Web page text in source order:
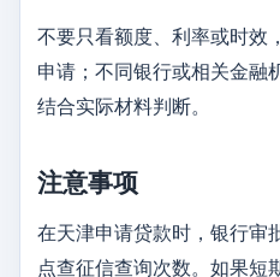
不要只看额度、利率或时效
申请；不同银行或相关金融
结合实际材料判断。
注意事项
在天津申请贷款时，银行审
点查征信查询次数。如果短